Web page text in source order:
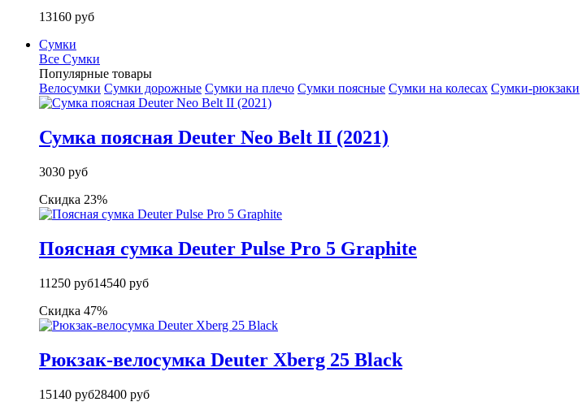
13160 руб
Сумки
Все Сумки
Популярные товары
Велосумки Сумки дорожные Сумки на плечо Сумки поясные Сумки на колесах Сумки-рюкзаки
Сумка поясная Deuter Neo Belt II (2021)
3030 руб
Скидка 23%
Поясная сумка Deuter Pulse Pro 5 Graphite
11250 руб14540 руб
Скидка 47%
Рюкзак-велосумка Deuter Xberg 25 Black
15140 руб28400 руб